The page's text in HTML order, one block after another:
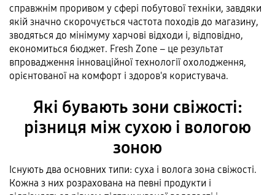
справжнім проривом у сфері побутової техніки, завдяки
якій значно скорочується частота походів до магазину,
зводяться до мінімуму харчові відходи і, відповідно,
економиться бюджет. Fresh Zone – це результат
впровадження інноваційної технології охолодження,
орієнтованої на комфорт і здоров'я користувача.
Які бувають зони свіжості:
різниця між сухою і вологою
зоною
Існують два основних типи: суха і волога зона свіжості.
Кожна з них розрахована на певні продукти і